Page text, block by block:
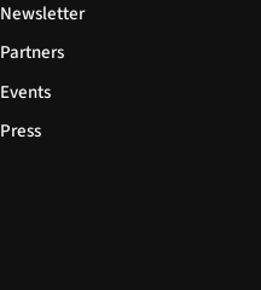
Newsletter
Partners
Events
Press